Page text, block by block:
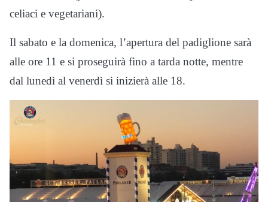
celiaci e vegetariani).
Il sabato e la domenica, l’apertura del padiglione sarà
alle ore 11 e si proseguirà fino a tarda notte, mentre
dal lunedì al venerdì si inizierà alle 18.